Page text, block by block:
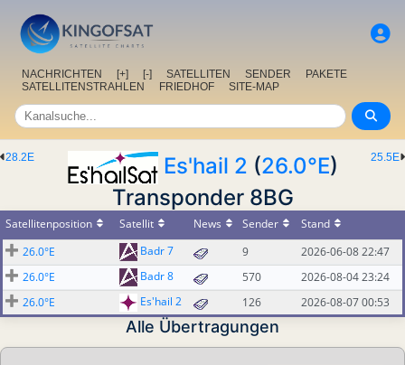
NACHRICHTEN [+] [-] SATELLITEN SENDER
PAKETE
SATELLITENSTRAHLEN
FRIEDHOF SITE-MAP
25.5E
28.2E Es'hail 2 (26.0°E)
Transponder 8BG
Satellitenposition Satellit News Sender
Stand
26.0°E
Badr 7 9
2026-06-08 22:47
26.0°E
Badr 8 570
2026-08-04 23:24
26.0°E
Es'hail 2 126 2026-08-07 00:53
Alle Übertragungen